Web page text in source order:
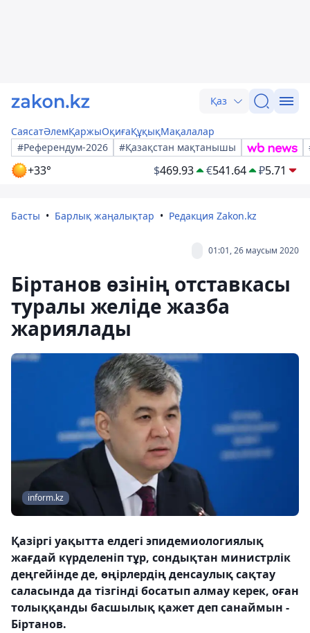
Қаз
СаясатӘлемҚаржыОқиғаҚұқықМақалалар
#Референдум-2026
#Қазақстан мақтанышы
+33° $469.93 €541.64 ₽5.71
Басты Барлық жаңалықтар Редакция Zakon.kz
01:01, 26 маусым 2020
Біртанов өзінің отставкасы
туралы желіде жазба
жариялады
inform.kz
Қазіргі уақытта елдегі эпидемиологиялық
жағдай күрделеніп тұр, сондықтан министрлік
деңгейінде де, өңірлердің денсаулық сақтау
саласында да тізгінді босатып алмау керек, оған
толыққанды басшылық қажет деп санаймын -
Біртанов.